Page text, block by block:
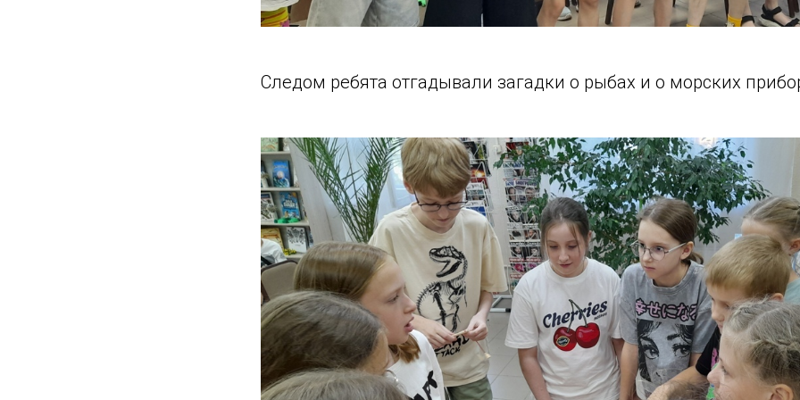
Следом ребята отгадывали загадки о рыбах и о морских